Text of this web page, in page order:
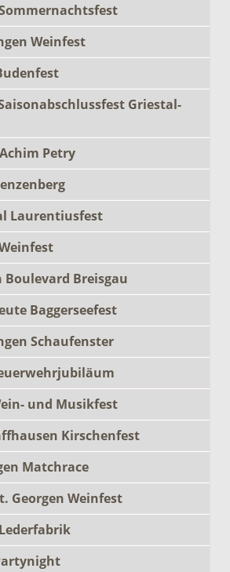
Weinfest
Griestal-
Petry
Laurentiusfest
Boulevard Breisgau
Baggerseefest
Schaufenster
und Musikfest
Kirschenfest
Matchrace
Georgen Weinfest